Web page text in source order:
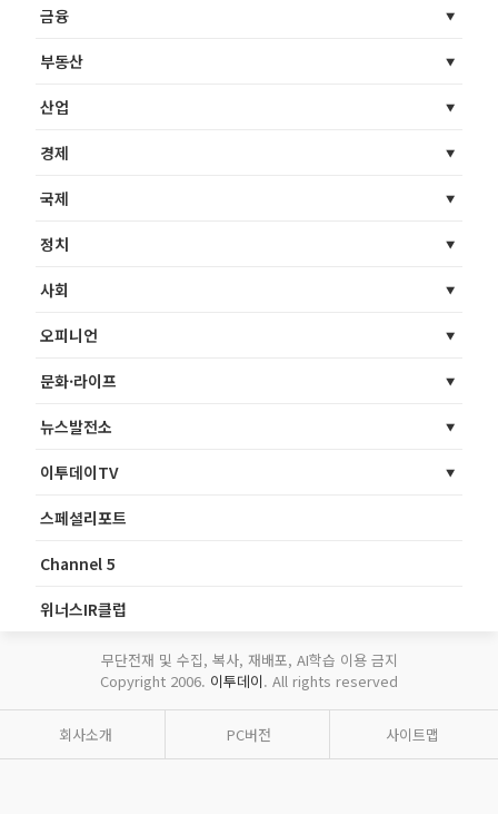
금융
부동산
산업
경제
국제
정치
사회
오피니언
문화·라이프
뉴스발전소
이투데이TV
스페셜리포트
Channel 5
위너스IR클럽
무단전재 및 수집, 복사, 재배포, AI학습 이용 금지
Copyright 2006. 이투데이. All rights reserved
회사소개 PC버전 사이트맵